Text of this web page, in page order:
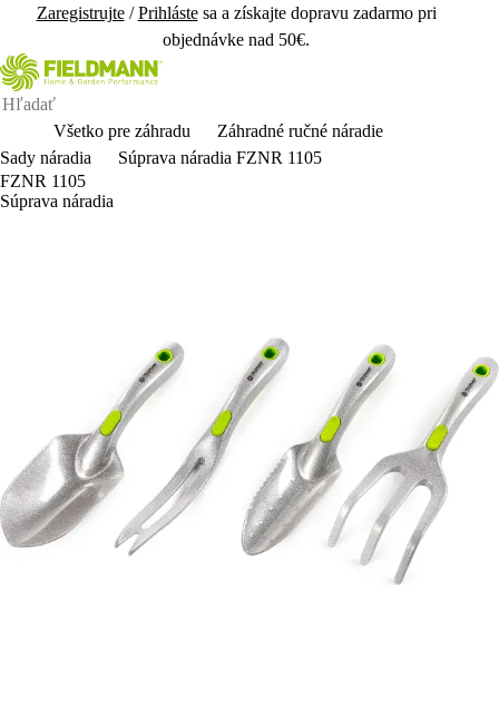
Zaregistrujte/Prihlástesa a získajte dopravu zadarmo pri
objednávke nad 50€.
Všetko pre záhradu
Záhradné ručné náradie
Sady náradia
Súprava náradia FZNR 1105
FZNR 1105
Súprava náradia